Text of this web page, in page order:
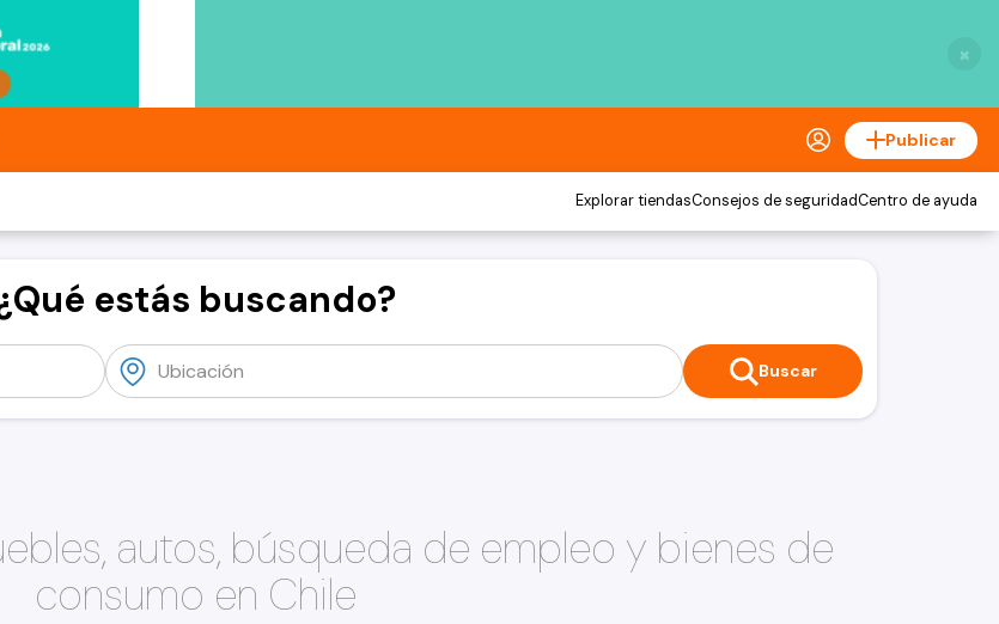
×
Publicar
Explorar tiendasConsejos de seguridadCentro de ayuda
estás buscando?
Buscar
autos, búsqueda de empleo y bienes de
consumo en Chile